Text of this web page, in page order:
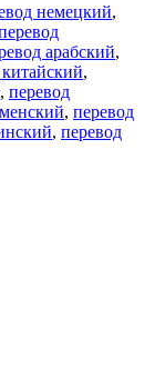
немецкий,
арабский,
,
, перевод
, перевод
, перевод